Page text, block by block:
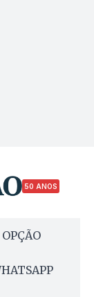
50 ANOS